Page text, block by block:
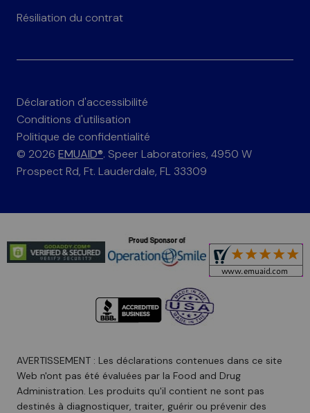
Résiliation du contrat
Déclaration d'accessibilité
Conditions d'utilisation
Politique de confidentialité
© 2026 EMUAID®. Speer Laboratories, 4950 W
Prospect Rd, Ft. Lauderdale, FL 33309
AVERTISSEMENT : Les déclarations contenues dans ce site
Web n'ont pas été évaluées par la Food and Drug
Administration. Les produits qu'il contient ne sont pas
destinés à diagnostiquer, traiter, guérir ou prévenir des